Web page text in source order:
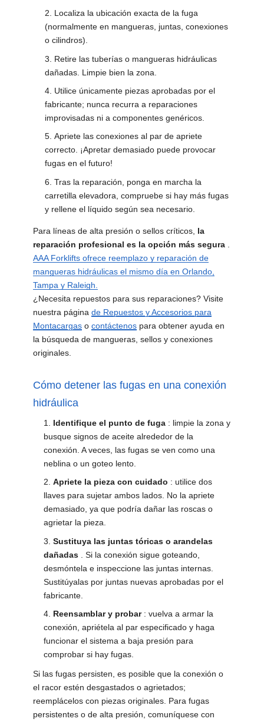
Localiza la ubicación exacta de la fuga
(normalmente en mangueras, juntas, conexiones
o cilindros).
Retire las tuberías o mangueras hidráulicas
dañadas. Limpie bien la zona.
Utilice únicamente piezas aprobadas por el
fabricante; nunca recurra a reparaciones
improvisadas ni a componentes genéricos.
Apriete las conexiones al par de apriete
correcto. ¡Apretar demasiado puede provocar
fugas en el futuro!
Tras la reparación, ponga en marcha la
carretilla elevadora, compruebe si hay más fugas
y rellene el líquido según sea necesario.
Para líneas de alta presión o sellos críticos, la
reparación profesional es la opción más segura
AAA Forklifts ofrece reemplazo y reparación de
mangueras hidráulicas el mismo día en Orlando,
Tampa y Raleigh.
¿Necesita repuestos para sus reparaciones? Visite
nuestra página de Repuestos y Accesorios para
Montacargas o contáctenos para obtener ayuda en
la búsqueda de mangueras, sellos y conexiones
originales.
Cómo detener las fugas en una conexión
hidráulica
Identifique el punto de fuga : limpie la zona y
busque signos de aceite alrededor de la
conexión. A veces, las fugas se ven como una
neblina o un goteo lento.
Apriete la pieza con cuidado : utilice dos
llaves para sujetar ambos lados. No la apriete
demasiado, ya que podría dañar las roscas o
agrietar la pieza.
Sustituya las juntas tóricas o arandelas
dañadas . Si la conexión sigue goteando,
desmóntela e inspeccione las juntas internas.
Sustitúyalas por juntas nuevas aprobadas por el
fabricante.
Reensamblar y probar: vuelva a armar la
conexión, apriétela al par especificado y haga
funcionar el sistema a baja presión para
comprobar si hay fugas.
Si las fugas persisten, es posible que la conexión o
el racor estén desgastados o agrietados;
reemplácelos con piezas originales. Para fugas
persistentes o de alta presión, comuníquese con